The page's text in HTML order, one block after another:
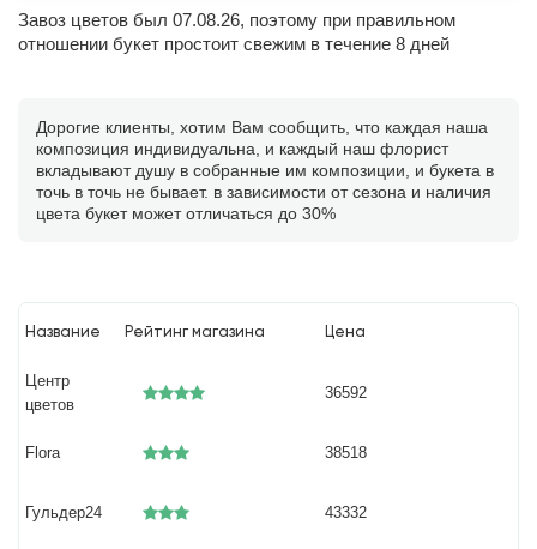
Завоз цветов был 07.08.26, поэтому при правильном
отношении букет простоит свежим в течение 8 дней
Дорогие клиенты, хотим Вам сообщить, что каждая наша
композиция индивидуальна, и каждый наш флорист
вкладывают душу в собранные им композиции, и букета в
точь в точь не бывает. в зависимости от сезона и наличия
цвета букет может отличаться до 30%
Название Рейтинг магазина Цена
Центр
цветов
36592
Flora 38518
Гульдер24 43332